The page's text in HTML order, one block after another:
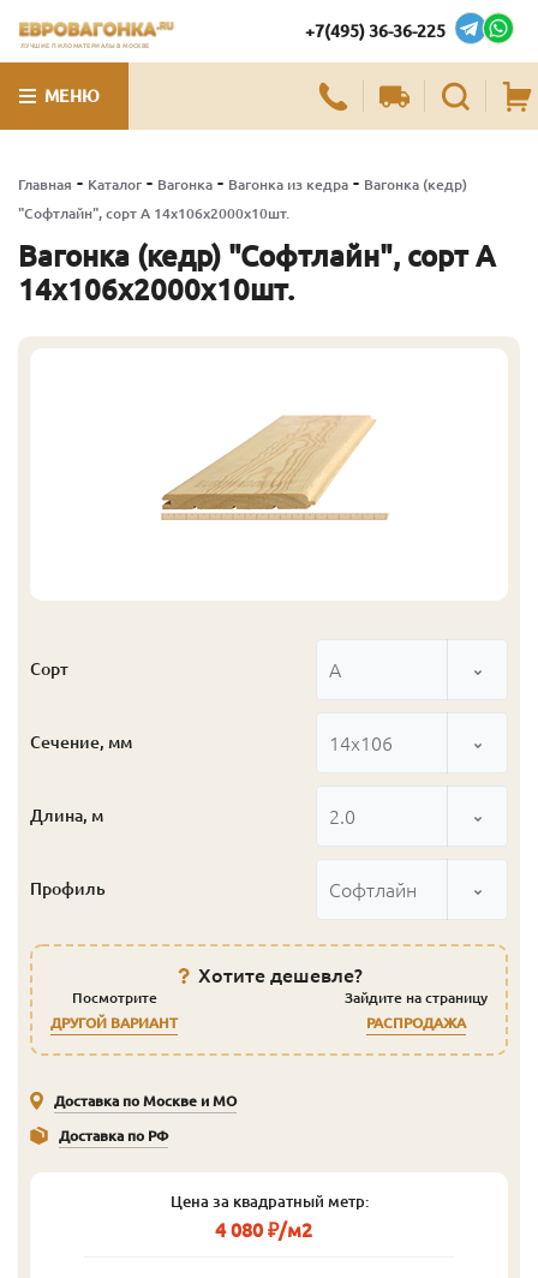
ЛУЧШИЕ ПИЛОМАТЕРИАЛЫ В МОСКВЕ
+7(495) 36-36-225
МЕНЮ
Главная - Каталог - Вагонка - Вагонка из кедра - Вагонка (кедр)
"Софтлайн", сорт А 14х106х2000х10шт.
Вагонка (кедр) "Софтлайн", сорт А
14х106х2000х10шт.
Сорт А
Сечение, мм 14x106
Длина, м 2.0
Профиль Софтлайн
Хотите дешевле?
Посмотрите
ДРУГОЙ ВАРИАНТ
Зайдите на страницу
РАСПРОДАЖА
Доставка по Москве и МО
Доставка по РФ
Цена за квадратный метр:
4 080 ₽/м2